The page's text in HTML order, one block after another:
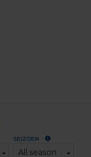
SEIZOEN
All season